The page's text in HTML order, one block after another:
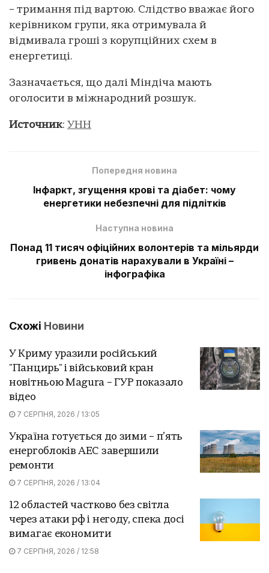
– тримання під вартою. Слідство вважає його
керівником групи, яка отримувала й
відмивала гроші з корупційних схем в
енергетиці.
Зазначається, що далі Міндіча мають
оголосити в міжнародний розшук.
Источник: УНН
Попередня новина
Інфаркт, згущення крові та діабет: чому
енергетики небезпечні для підлітків
Наступна новина
Понад 11 тисяч офіційних волонтерів та мільярди
гривень донатів нарахували в Україні –
інфографіка
Схожі Новини
У Криму уразили російський
"Панцирь" і військовий кран
новітньою Magura – ГУР показало
відео
7 СЕРПНЯ, 2026 / 13:05
Україна готується до зими – п’ять
енергоблоків АЕС завершили
ремонти
7 СЕРПНЯ, 2026 / 13:04
12 областей частково без світла
через атаки рф і негоду, спека досі
вимагає економити
7 СЕРПНЯ, 2026 / 12:58